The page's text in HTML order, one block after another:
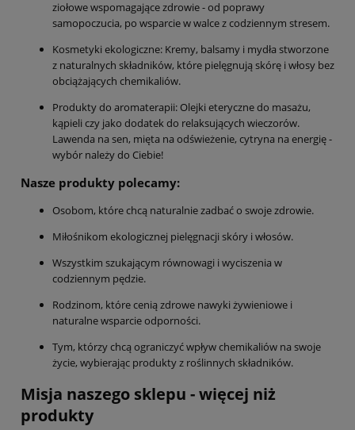
ziołowe wspomagające zdrowie - od poprawy
samopoczucia, po wsparcie w walce z codziennym stresem.
Kosmetyki ekologiczne: Kremy, balsamy i mydła stworzone
z naturalnych składników, które pielęgnują skórę i włosy bez
obciążających chemikaliów.
Produkty do aromaterapii: Olejki eteryczne do masażu,
kąpieli czy jako dodatek do relaksujących wieczorów.
Lawenda na sen, mięta na odświeżenie, cytryna na energię -
wybór należy do Ciebie!
Nasze produkty polecamy:
Osobom, które chcą naturalnie zadbać o swoje zdrowie.
Miłośnikom ekologicznej pielęgnacji skóry i włosów.
Wszystkim szukającym równowagi i wyciszenia w
codziennym pędzie.
Rodzinom, które cenią zdrowe nawyki żywieniowe i
naturalne wsparcie odporności.
Tym, którzy chcą ograniczyć wpływ chemikaliów na swoje
życie, wybierając produkty z roślinnych składników.
Misja naszego sklepu - więcej niż
produkty